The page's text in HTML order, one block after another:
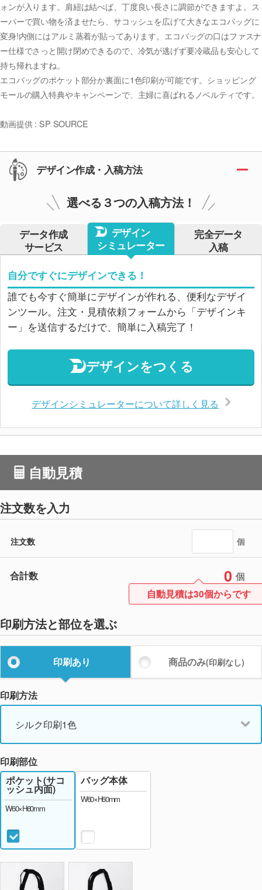
ォンが入ります。肩紐は結べば、丁度良い長さに調節ができますよ。ス
ーパーで買い物を済ませたら、サコッシュを広げて大きなエコバッグに
変身!内側にはアルミ蒸着が貼ってあります。エコバッグの口はファスナ
ー仕様でさっと開け閉めできるので、冷気が逃げず要冷蔵品も安心して
持ち帰れますね。
エコバッグのポケット部分か裏面に1色印刷が可能です。ショッピング
モールの購入特典やキャンペーンで、主婦に喜ばれるノベルティです。
動画提供 : SP SOURCE
デザイン作成・入稿方法
選べる３つの入稿方法！
データ作成
サービス
デザイン
シミュレーター
完全データ
入稿
自分ですぐにデザインできる！
誰でも今すぐ簡単にデザインが作れる、便利なデザイ
ンツール。注文・見積依頼フォームから「デザインキ
ー」を送信するだけで、簡単に入稿完了！
デザインをつくる
デザインシミュレーターについて詳しく見る
自動見積
注文数を入力
注文数 個
合計数 0 個
自動見積は30個からです
印刷方法と部位を選ぶ
印刷あり 商品のみ(印刷なし)
印刷方法
シルク印刷1色
印刷部位
ポケット(サコ
ッシュ内面)
W60×H60mm
バッグ本体
W60×H60mm